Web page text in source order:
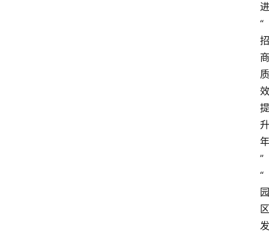
进
“
招
商
质
效
提
升
年
”
“
园
区
发